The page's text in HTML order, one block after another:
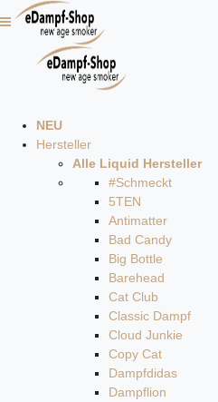
NEU
Hersteller
Alle Liquid Hersteller
#Schmeckt
5TEN
Antimatter
Bad Candy
Big Bottle
Barehead
Cat Club
Classic Dampf
Cloud Junkie
Copy Cat
Dampfdidas
Dampflion